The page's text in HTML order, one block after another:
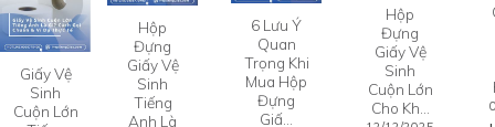
Giấy Vệ
Sinh
Cuộn Lớn
Hộp
Đựng
Giấy Vệ
Sinh
Tiếng
Anh Là
6 Lưu Ý
Quan
Trọng Khi
Mua Hộp
Đựng
Giấ…
Hộp
Đựng
Giấy Vệ
Sinh
Cuộn Lớn
Cho Kh…